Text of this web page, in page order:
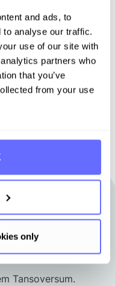
and ads, to
to analyse our traffic.
use of our site with
partners who
that you’ve
from your use
only
–
für
interessant
Tansoversum.